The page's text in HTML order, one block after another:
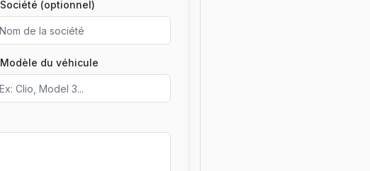
Société (optionnel)
Modèle du véhicule